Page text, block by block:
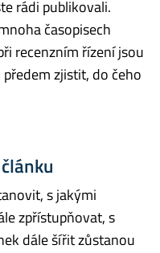
rádi publikovali.
časopisech
recenzním řízení jsou
zjistit, do čeho
s jakými
zpřístupňovat, s
dále šířit zůstanou